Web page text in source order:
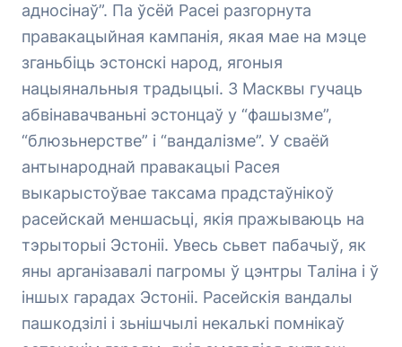
адносінаў”. Па ўсёй Расеі разгорнута
правакацыйная кампанія, якая мае на мэце
зганьбіць эстонскі народ, ягоныя
нацыянальныя традыцыі. З Масквы гучаць
абвінавачваньні эстонцаў у “фашызме”,
“блюзьнерстве” і “вандалізме”. У сваёй
антынароднай правакацыі Расея
выкарыстоўвае таксама прадстаўнікоў
расейскай меншасьці, якія пражываюць на
тэрыторыі Эстоніі. Увесь сьвет пабачыў, як
яны арганізавалі пагромы ў цэнтры Таліна і ў
іншых гарадах Эстоніі. Расейскія вандалы
пашкодзілі і зьнішчылі некалькі помнікаў